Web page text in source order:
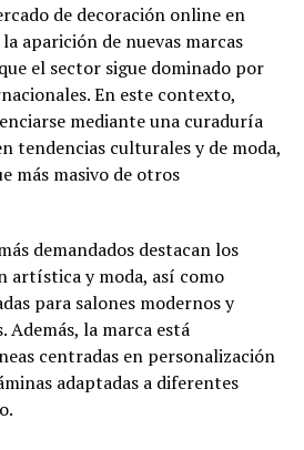
de decoración online en
aparición de nuevas marcas
el sector sigue dominado por
En este contexto,
mediante una curaduría
tendencias culturales y de moda,
más masivo de otros
demandados destacan los
artística y moda, así como
para salones modernos y
Además, la marca está
centradas en personalización
adaptadas a diferentes